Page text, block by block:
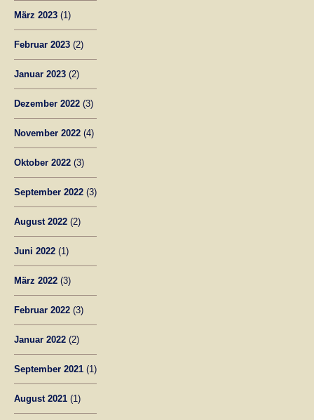
März 2023 (1)
Februar 2023 (2)
Januar 2023 (2)
Dezember 2022 (3)
November 2022 (4)
Oktober 2022 (3)
September 2022 (3)
August 2022 (2)
Juni 2022 (1)
März 2022 (3)
Februar 2022 (3)
Januar 2022 (2)
September 2021 (1)
August 2021 (1)